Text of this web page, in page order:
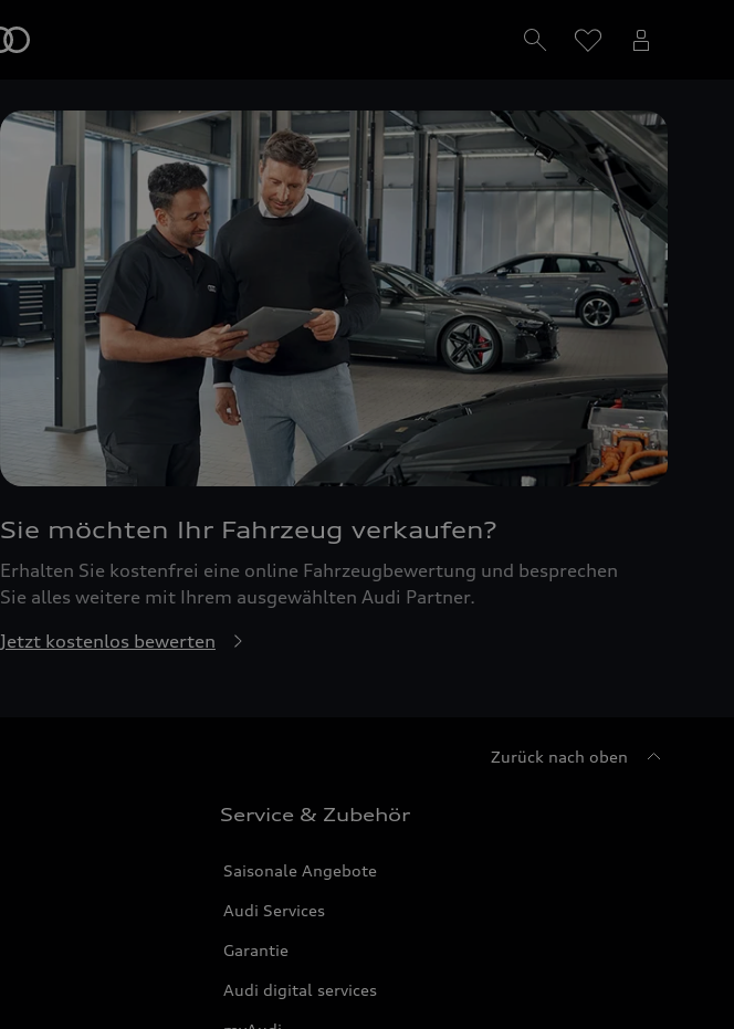
Sie möchten Ihr Fahrzeug verkaufen?
Erhalten Sie kostenfrei eine online Fahrzeugbewertung und besprechen
Sie alles weitere mit Ihrem ausgewählten Audi Partner.
Jetzt kostenlos bewerten
Zurück nach oben
Service & Zubehör
Saisonale Angebote
Audi Services
Garantie
Audi digital services